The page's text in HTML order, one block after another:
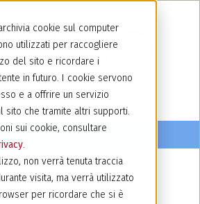
cookie sul computer
utilizzati per raccogliere
del sito e ricordare i
in futuro. I cookie servono
e a offrire un servizio
sito che tramite altri supporti.
sui cookie, consultare
.
non verrà tenuta traccia
visita, ma verrà utilizzato
per ricordare che si è